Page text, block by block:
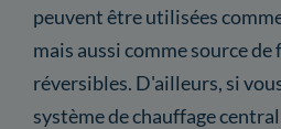
peuvent être utilisées
mais aussi comme source
réversibles. D'ailleurs, si
système de chauffage